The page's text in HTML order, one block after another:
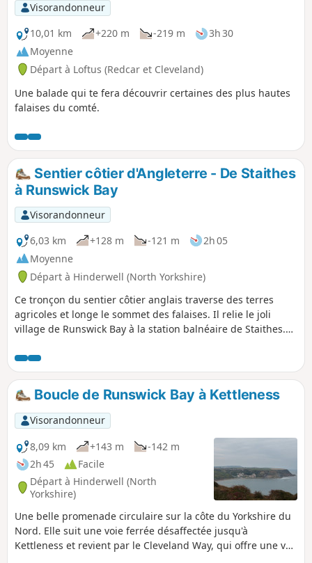
Visorandonneur
10,01 km
+220 m -219 m
3h 30
Moyenne
Départ à Loftus (Redcar et Cleveland)
Une balade qui te fera découvrir certaines des plus hautes
falaises du comté.
Sentier côtier d'Angleterre - De Staithes
à Runswick Bay
Visorandonneur
6,03 km
+128 m -121 m
2h 05
Moyenne
Départ à Hinderwell (North Yorkshire)
Ce tronçon du sentier côtier anglais traverse des terres
agricoles et longe le sommet des falaises. Il relie le joli
village de Runswick Bay à la station balnéaire de Staithes.
tu peux visiter en descendant un sentier escarpé jusqu'à la
plage.
Boucle de Runswick Bay à Kettleness
Visorandonneur
8,09 km
+143 m
-142 m
2h 45
Facile
Départ à Hinderwell (North
Yorkshire)
Une belle promenade circulaire sur la côte du Yorkshire du
Nord. Elle suit une voie ferrée désaffectée jusqu'à
Kettleness et revient par le Cleveland Way, qui offre une vue